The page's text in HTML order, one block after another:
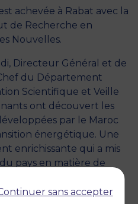
achevée à Rabat avec la
de Recherche en
Nouvelles.
Directeur Général et de
du Département
Scientifique et Veille
ont découvert les
par le Maroc
énergétique. Une
enrichissante qui a mis
pays en matière de
d’énergies
sans accepter